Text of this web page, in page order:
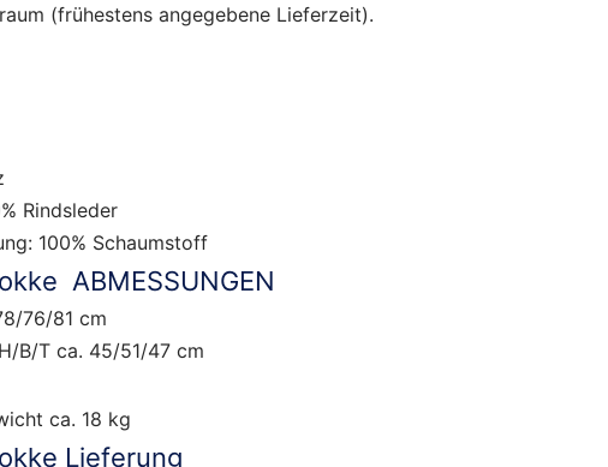
(frühestens angegebene Lieferzeit).
Rindsleder
100% Schaumstoff
ABMESSUNGEN
76/81 cm
B/T ca. 45/51/47 cm
ca. 18 kg
Lieferung